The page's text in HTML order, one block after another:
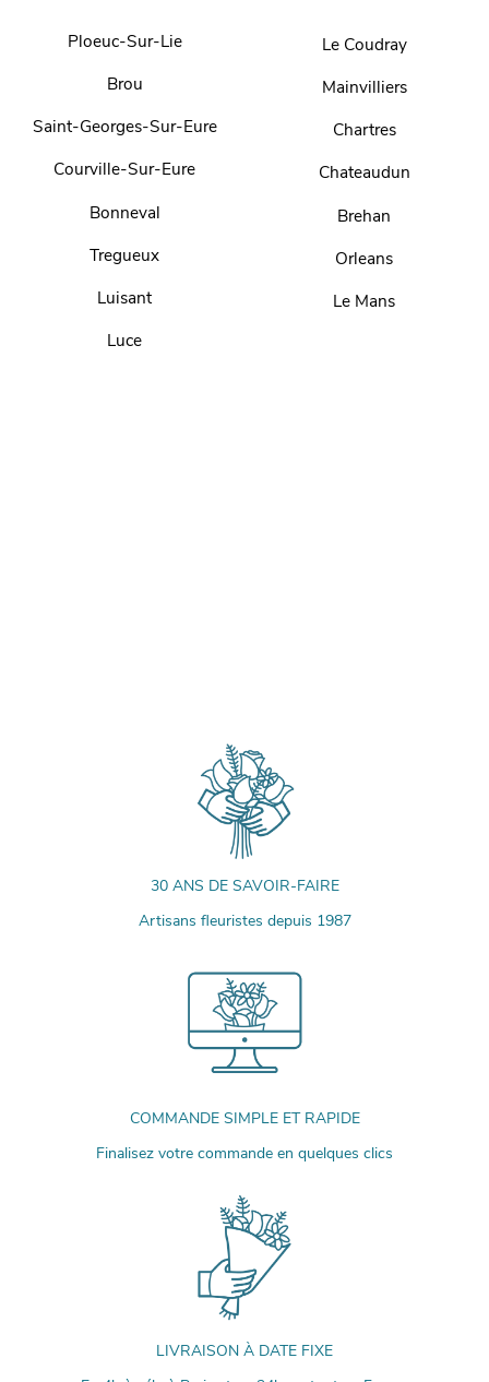
Ploeuc-Sur-Lie
Brou
Saint-Georges-Sur-Eure
Courville-Sur-Eure
Bonneval
Tregueux
Luisant
Luce
Le Coudray
Mainvilliers
Chartres
Chateaudun
Brehan
Orleans
Le Mans
30 ANS DE SAVOIR-FAIRE
Artisans fleuristes depuis 1987
COMMANDE SIMPLE ET RAPIDE
Finalisez votre commande en quelques clics
LIVRAISON À DATE FIXE